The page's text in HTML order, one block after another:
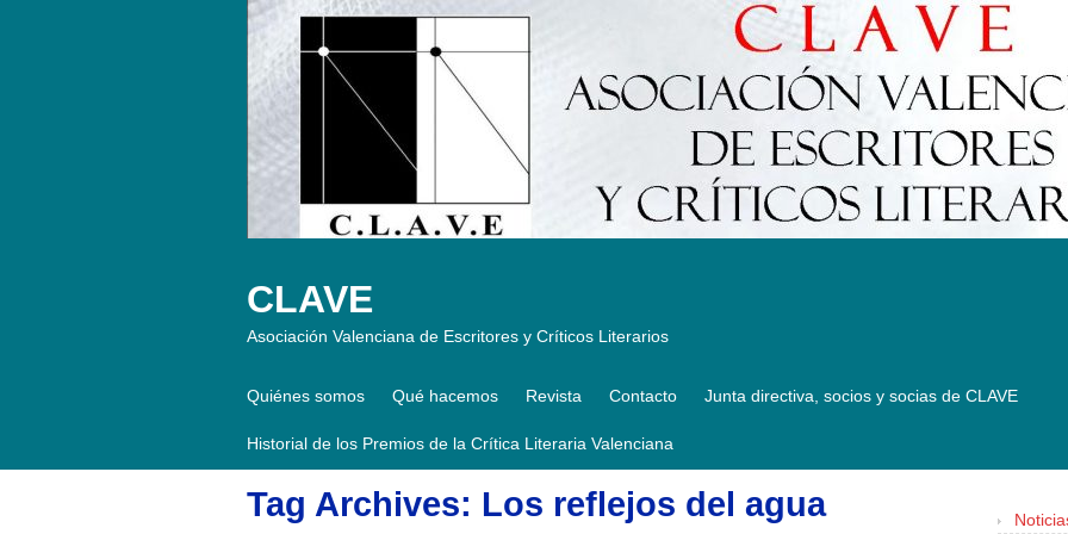
CLAVE
Asociación Valenciana de Escritores y Críticos Literarios
Quiénes somos Qué hacemos Revista Contacto Junta directiva, socios y socias de CLAVE
Historial de los Premios de la Crítica Literaria Valenciana
Tag Archives: Los reflejos del agua